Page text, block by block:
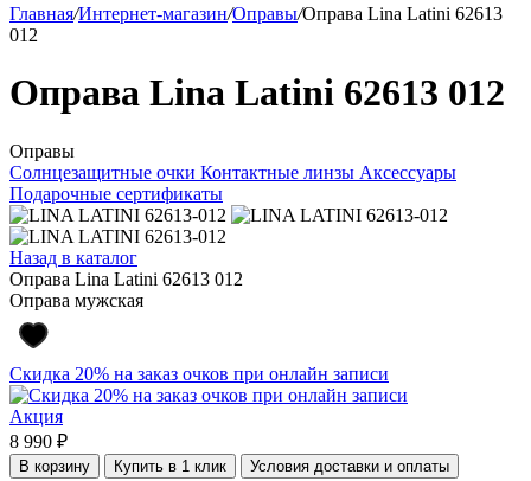
Главная/Интернет-магазин/Оправы/Оправа Lina Latini 62613
012
Оправа Lina Latini 62613 012
Оправы
Солнцезащитные очки Контактные линзы Аксессуары
Подарочные сертификаты
Назад в каталог
Оправа Lina Latini 62613 012
Оправа мужская
Скидка 20% на заказ очков при онлайн записи
Акция
8 990 ₽
В корзину Купить в 1 клик Условия доставки и оплаты